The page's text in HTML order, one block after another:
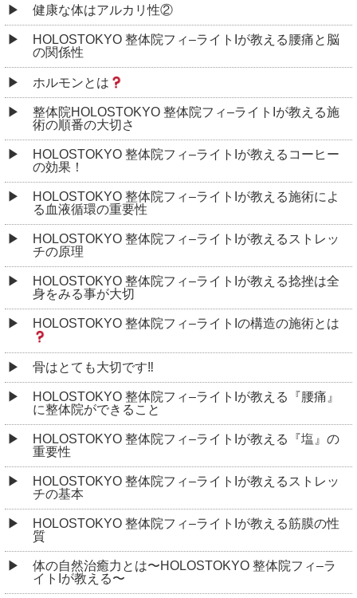
健康な体はアルカリ性②
HOLOSTOKYO 整体院フィ–ライトIが教える腰痛と脳
の関係性
ホルモンとは
整体院HOLOSTOKYO 整体院フィ–ライトIが教える施
術の順番の大切さ
HOLOSTOKYO 整体院フィ–ライトIが教えるコーヒー
の効果！
HOLOSTOKYO 整体院フィ–ライトIが教える施術によ
る血液循環の重要性
HOLOSTOKYO 整体院フィ–ライトIが教えるストレッ
チの原理
HOLOSTOKYO 整体院フィ–ライトIが教える捻挫は全
身をみる事が大切
HOLOSTOKYO 整体院フィ–ライトIの構造の施術とは
骨はとても大切です‼︎
HOLOSTOKYO 整体院フィ–ライトIが教える『腰痛』
に整体院ができること
HOLOSTOKYO 整体院フィ–ライトIが教える『塩』の
重要性
HOLOSTOKYO 整体院フィ–ライトIが教えるストレッ
チの基本
HOLOSTOKYO 整体院フィ–ライトIが教える筋膜の性
質
体の自然治癒力とは〜HOLOSTOKYO 整体院フィ–ラ
イトIが教える〜